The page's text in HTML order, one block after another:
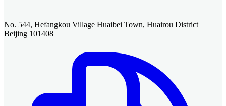
No. 544, Hefangkou Village Huaibei Town, Huairou District
Beijing 101408